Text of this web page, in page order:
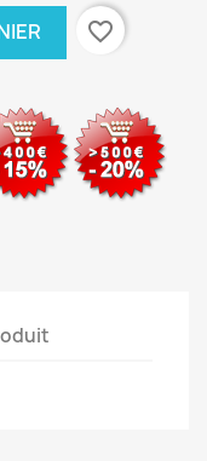
favorite_border